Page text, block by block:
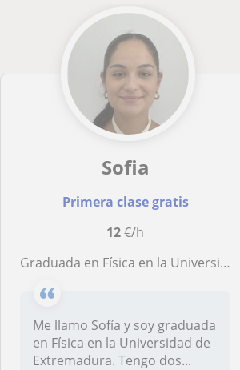
Sofia
Primera clase gratis
12€/h
Graduada en Física en la Universidad de Extremadura
Me llamo Sofía y soy graduada
en Física en la Universidad de
Extremadura. Tengo dos...